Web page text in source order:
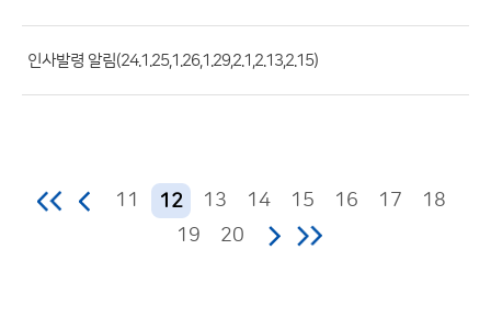
인사발령 알림(24.1.25,1.26,1.29,2.1,2.13,2.15)
11 12 13 14 15 16 17
18
19
20